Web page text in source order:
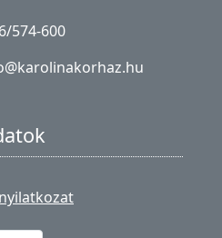
574-600